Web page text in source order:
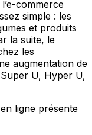
commerce
simple : les
et produits
la suite, le
les
augmentation de
U, Hyper U,
ligne présente